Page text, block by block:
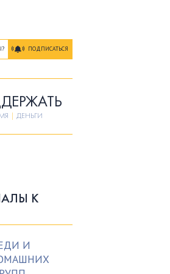
ПОДПИСАТЬСЯ
| ДЕНЬГИ
К
И